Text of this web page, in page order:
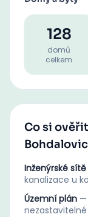
128
domů
celkem
Co si
Inženýrské sítě
kanalizace u
Územní plán —
nezastavitelné